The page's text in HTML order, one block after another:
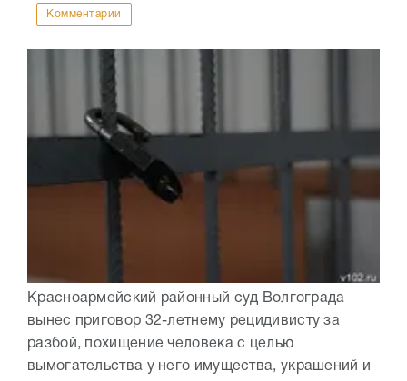
Комментарии
Красноармейский районный суд Волгограда
вынес приговор 32-летнему рецидивисту за
разбой, похищение человека с целью
вымогательства у него имущества, украшений и